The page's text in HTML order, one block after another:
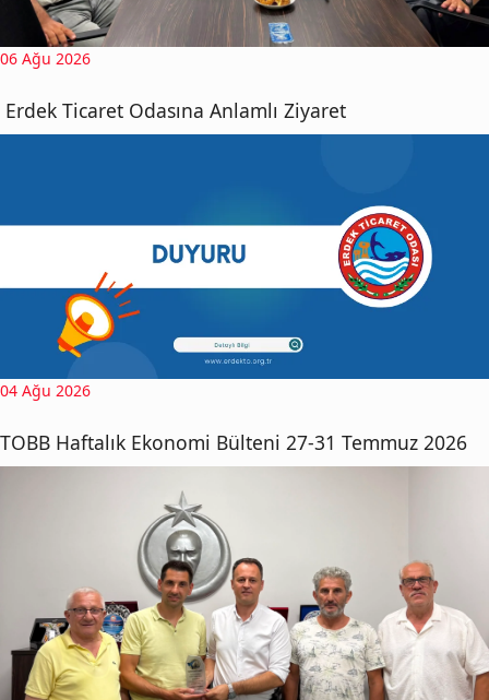
06 Ağu 2026
Erdek Ticaret Odasına Anlamlı Ziyaret
04 Ağu 2026
TOBB Haftalık Ekonomi Bülteni 27-31 Temmuz 2026